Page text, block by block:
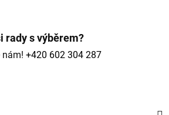
rady s výběrem?
nám! +420 602 304 287